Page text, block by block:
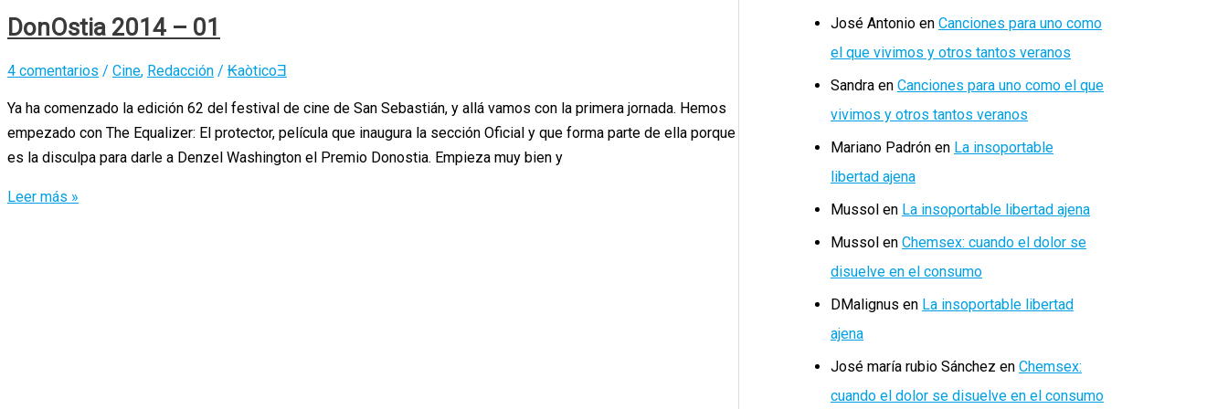
DonOstia 2014 – 01
4 comentarios / Cine, Redacción / ₭aòticoƎ
Ya ha comenzado la edición 62 del festival de cine de San Sebastián, y allá vamos con la primera jornada. Hemos
empezado con The Equalizer: El protector, película que inaugura la sección Oficial y que forma parte de ella porque
es la disculpa para darle a Denzel Washington el Premio Donostia. Empieza muy bien y
DonOstia
Leer más »
José Antonio en Canciones para uno como
el que vivimos y otros tantos veranos
Sandra en Canciones para uno como el que
vivimos y otros tantos veranos
Mariano Padrón en La insoportable
libertad ajena
Mussol en La insoportable libertad ajena
Mussol en Chemsex: cuando el dolor se
disuelve en el consumo
DMalignus en La insoportable libertad
ajena
José maría rubio Sánchez en Chemsex:
cuando el dolor se disuelve en el consumo